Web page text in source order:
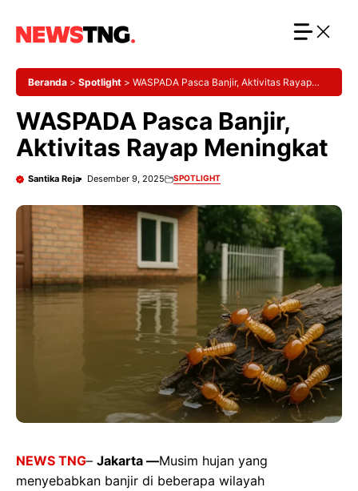
Beranda > Spotlight > WASPADA Pasca Banjir, Aktivitas Rayap
WASPADA Pasca Banjir,
Aktivitas Rayap Meningkat
Santika Reja Desember 9, 2025 SPOTLIGHT
NEWS TNG– Jakarta —Musim hujan yang
menyebabkan banjir di beberapa wilayah